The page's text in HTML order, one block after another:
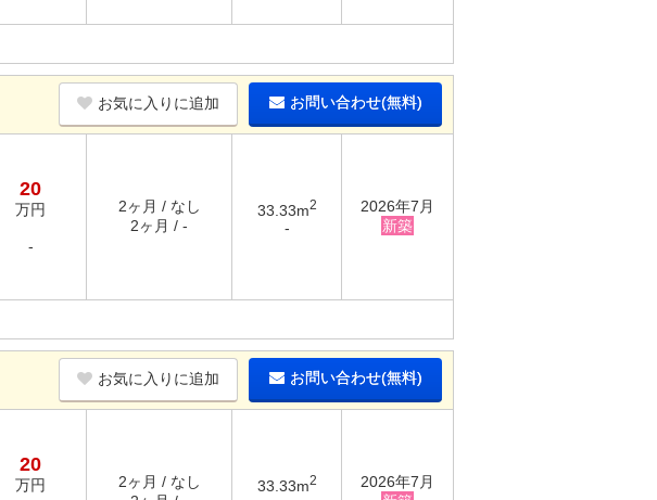
お気に入りに追加 お問い合わせ(無料)
20
万円
-
2ヶ月 / なし
2ヶ月 / -
33.33m2
-
2026年7月
新築
お気に入りに追加 お問い合わせ(無料)
20
万円
2ヶ月 / なし
33.33m2
2026年7月